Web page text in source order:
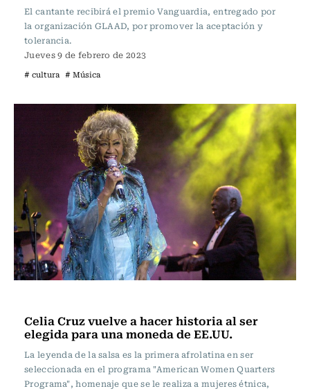
El cantante recibirá el premio Vanguardia, entregado por
la organización GLAAD, por promover la aceptación y
tolerancia.
Jueves 9 de febrero de 2023
# cultura # Música
Celia Cruz vuelve a hacer historia al ser
elegida para una moneda de EE.UU.
La leyenda de la salsa es la primera afrolatina en ser
seleccionada en el programa "American Women Quarters
Programa", homenaje que se le realiza a mujeres étnica,